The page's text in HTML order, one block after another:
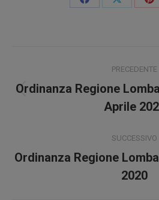
CondividiCondividi
tra
PRECEDENTE
Post
Ordinanza Regione
Aprile
SUCCESSIVO
post:
Ordinanza Regione
2020